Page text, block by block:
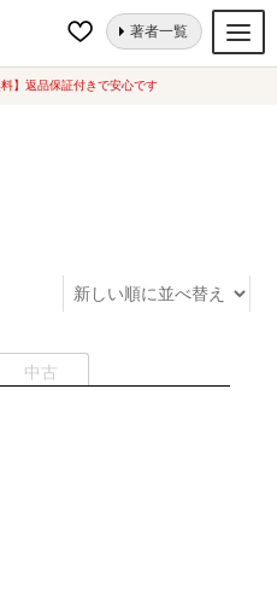
】返品保証付きで安心です
著者一覧
た商品
中古